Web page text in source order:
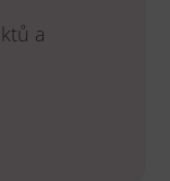
a